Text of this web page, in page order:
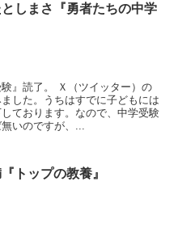
しまさ『勇者たちの中学
』読了。 Ｘ（ツイッター）の
した。うちはすでに子どもには
ております。なので、中学受験
いのですが、...
トップの教養』